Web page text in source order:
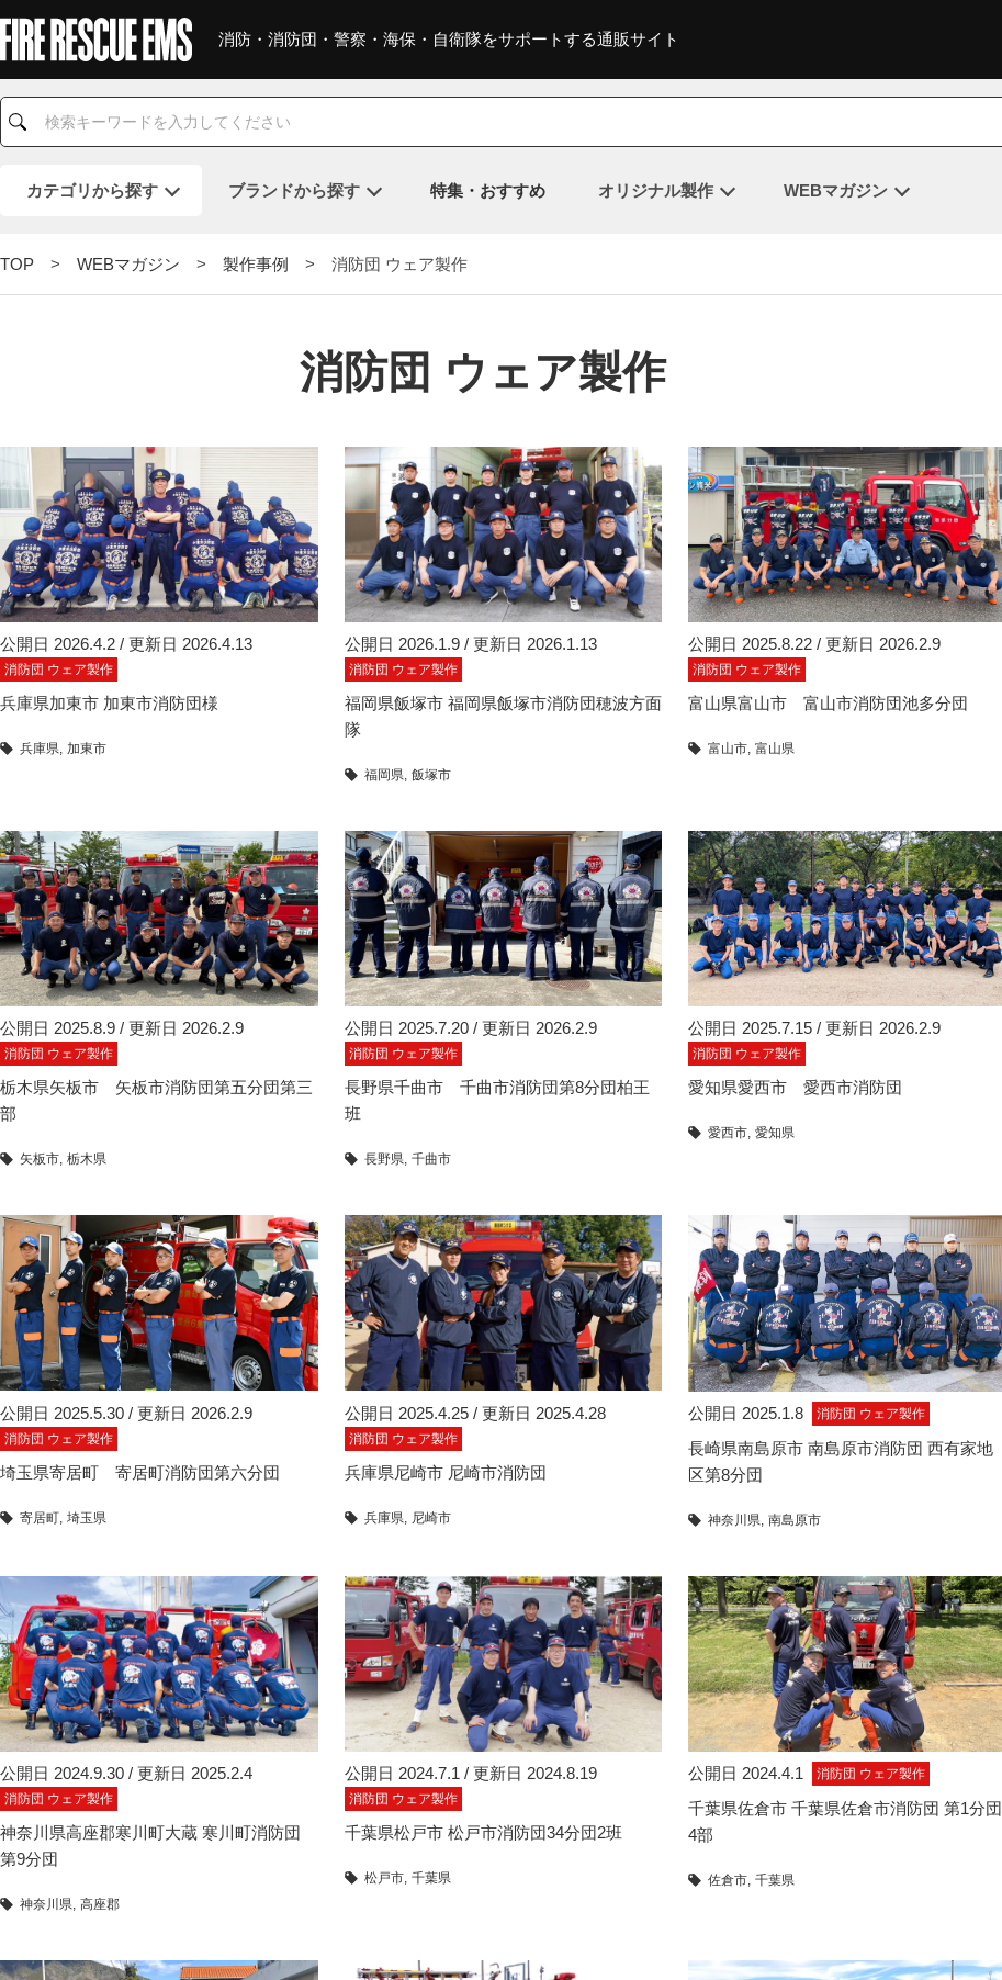
消防・消防団・警察・海保・自衛隊をサポートする通販サイト
カテゴリから探す ブランドから探す 特集・おすすめ オリジナル製作 WEBマガジン
TOP > WEBマガジン > 製作事例 > 消防団 ウェア製作
消防団 ウェア製作
公開日 2026.4.2 / 更新日 2026.4.13
消防団 ウェア製作
兵庫県加東市 加東市消防団様
兵庫県 加東市
公開日 2026.1.9 / 更新日 2026.1.13
消防団 ウェア製作
福岡県飯塚市 福岡県飯塚市消防団穂波方面
隊
福岡県 飯塚市
公開日 2025.8.22 / 更新日 2026.2.9
消防団 ウェア製作
富山県富山市 富山市消防団池多分団
富山市 富山県
公開日 2025.8.9 / 更新日 2026.2.9
消防団 ウェア製作
栃木県矢板市 矢板市消防団第五分団第三
部
矢板市 栃木県
公開日 2025.7.20 / 更新日 2026.2.9
消防団 ウェア製作
長野県千曲市 千曲市消防団第8分団柏王
班
長野県 千曲市
公開日 2025.7.15 / 更新日 2026.2.9
消防団 ウェア製作
愛知県愛西市 愛西市消防団
愛西市 愛知県
公開日 2025.5.30 / 更新日 2026.2.9
消防団 ウェア製作
埼玉県寄居町 寄居町消防団第六分団
寄居町 埼玉県
公開日 2025.4.25 / 更新日 2025.4.28
消防団 ウェア製作
兵庫県尼崎市 尼崎市消防団
兵庫県 尼崎市
公開日 2025.1.8 消防団 ウェア製作
長崎県南島原市 南島原市消防団 西有家地
区第8分団
神奈川県 南島原市
公開日 2024.9.30 / 更新日 2025.2.4
消防団 ウェア製作
神奈川県高座郡寒川町大蔵 寒川町消防団
第9分団
神奈川県 高座郡
公開日 2024.7.1 / 更新日 2024.8.19
消防団 ウェア製作
千葉県松戸市 松戸市消防団34分団2班
松戸市 千葉県
公開日 2024.4.1 消防団 ウェア製作
千葉県佐倉市 千葉県佐倉市消防団 第1分団
4部
佐倉市 千葉県